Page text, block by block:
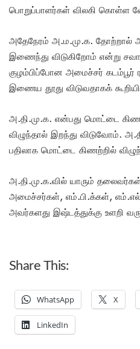
பொறுப்பாளர்கள் விலகி கொள்ள
அதேநேரம் அ.ம.மு.க. தோற்றால்
இணைந்து விடுகிறோம் என்று
குழம்பிப்போன அமைச்சர் கடம்பூர்
இணைய தூது விடுவதாகக்
அ.தி.மு.க. என்பது மொட்டை
விழுந்தால் இறந்து விடுவோம்.
பதிலாக மொட்டை கிணற்றில்
அ.தி.மு.க.வில் யாரும்
அமைச்சர்கள், எம்.பி.க்கள்,
அவர்களது இஷ்டத்துக்கு உளறி
Share This:
WhatsApp X
LinkedIn